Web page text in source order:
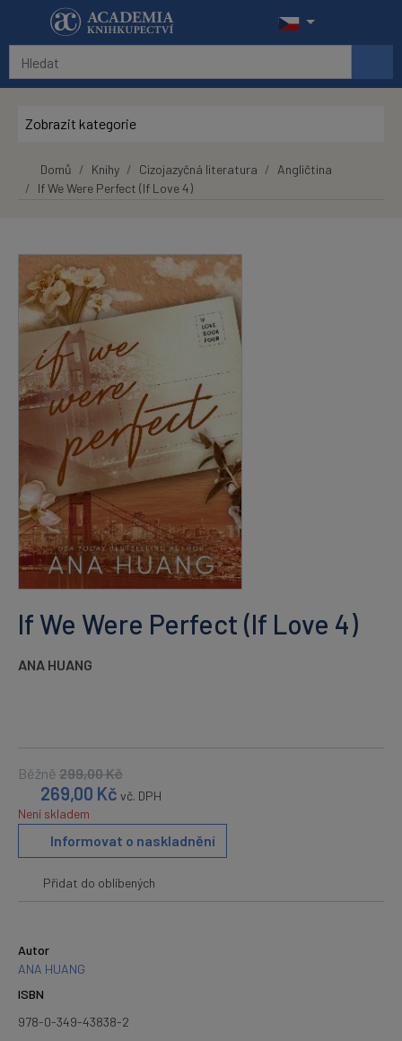
Přeskočit na hlavní obsah
Zobrazit kategorie
Domů Knihy Cizojazyčná literatura
Angličtina
If We Were Perfect (If Love 4)
If We Were Perfect (If Love 4)
ANA HUANG
Běžně 299,00Kč
269,00 Kč vč. DPH
Není skladem
Informovat o naskladnění
Přidat do oblíbených
Autor
ANA HUANG
ISBN
978-0-349-43838-2